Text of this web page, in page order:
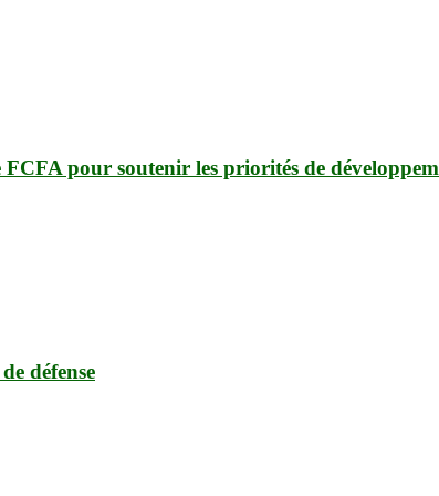
pour soutenir les priorités de
défense